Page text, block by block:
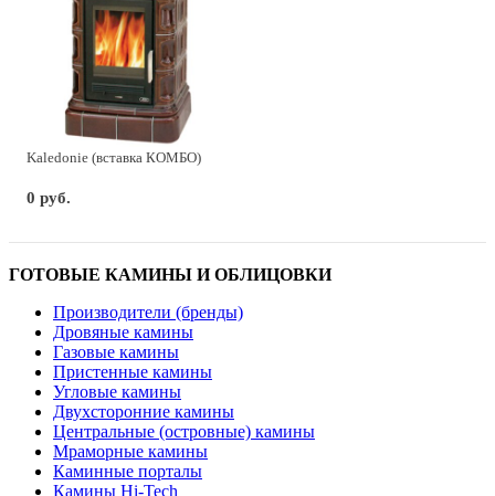
Kaledonie (вставка КОМБО)
0 руб.
ГОТОВЫЕ КАМИНЫ И ОБЛИЦОВКИ
Производители (бренды)
Дровяные камины
Газовые камины
Пристенные камины
Угловые камины
Двухсторонние камины
Центральные (островные) камины
Мраморные камины
Каминные порталы
Камины Hi-Tech